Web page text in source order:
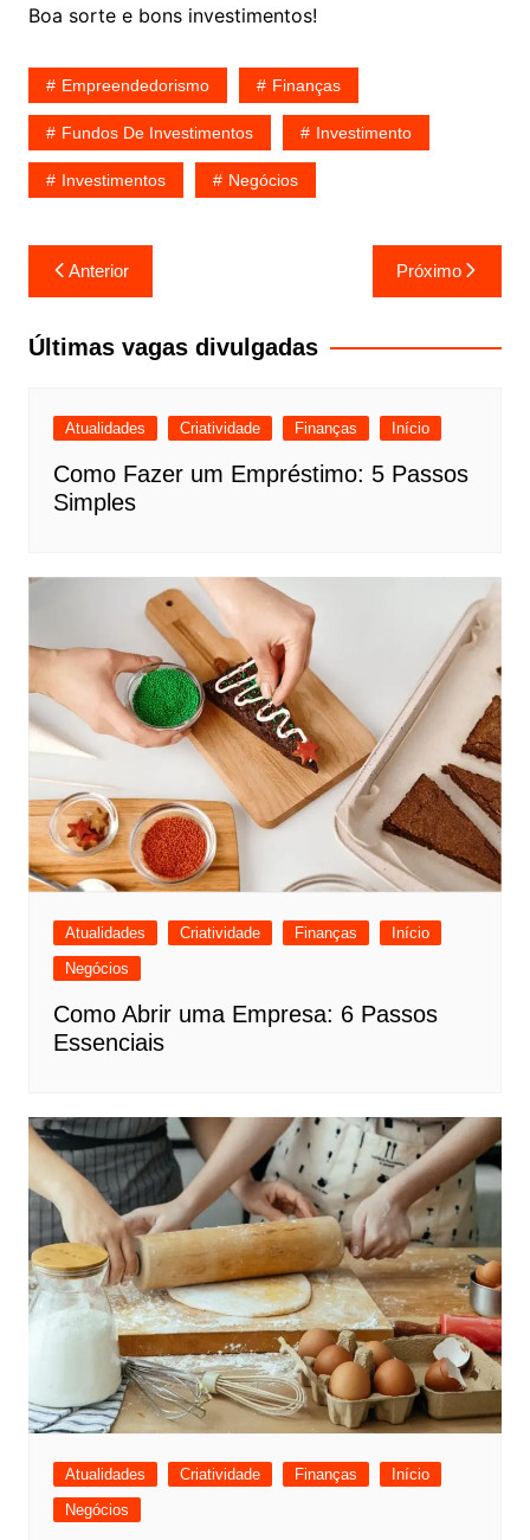
Boa sorte e bons investimentos!
Empreendedorismo Finanças
Fundos De Investimentos Investimento
Investimentos Negócios
Navegação
de
Post
Anterior Próximo
Últimas vagas divulgadas
Atualidades Criatividade Finanças Início
Como Fazer um Empréstimo: 5 Passos
Simples
Atualidades Criatividade Finanças
Início
Negócios
Como Abrir uma Empresa: 6 Passos
Essenciais
Atualidades Criatividade Finanças
Início
Negócios